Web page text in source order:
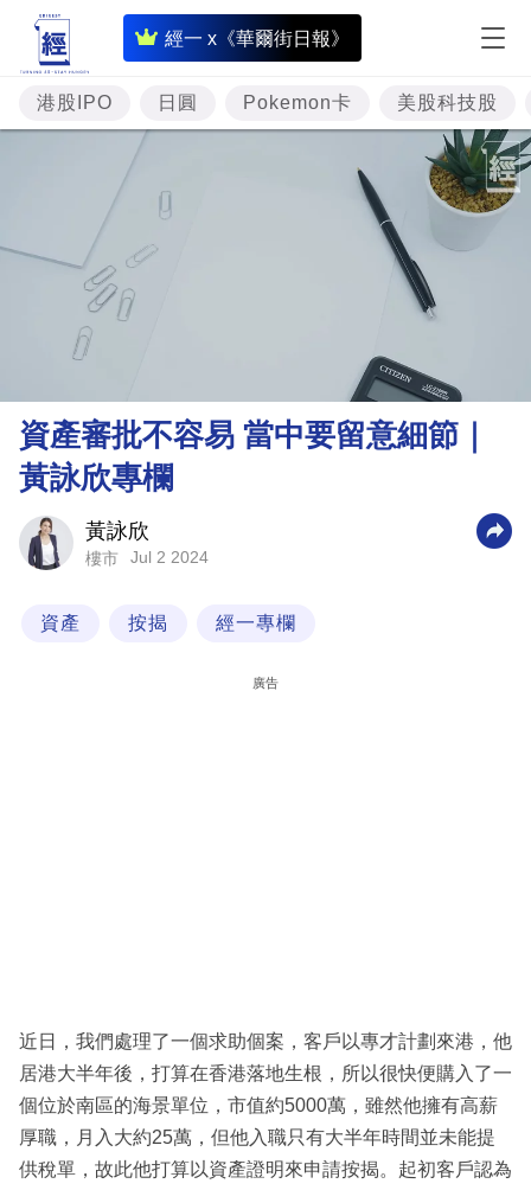
經一 x《華爾街日報》
即
時
財
經
投
理
財
商
科
區
港股IPO 日圓 Pokemon卡 美股科技股
資產審批不容易 當中要留意細節｜
黃詠欣專欄
黃詠欣
樓市 Jul 2 2024
資產 按揭 經一專欄
廣告
近日，我們處理了一個求助個案，客戶以專才計劃來港，他
居港大半年後，打算在香港落地生根，所以很快便購入了一
個位於南區的海景單位，市值約5000萬，雖然他擁有高薪
厚職，月入大約25萬，但他入職只有大半年時間並未能提
供稅單，故此他打算以資產證明來申請按揭。起初客戶認為